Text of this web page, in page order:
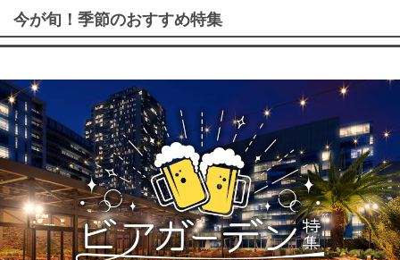
今が旬！季節のおすすめ特集